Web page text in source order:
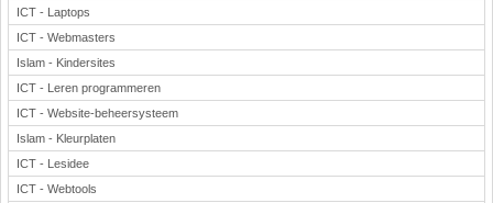
ICT - Laptops
ICT - Webmasters
Islam - Kindersites
ICT - Leren programmeren
ICT - Website-beheersysteem
Islam - Kleurplaten
ICT - Lesidee
ICT - Webtools